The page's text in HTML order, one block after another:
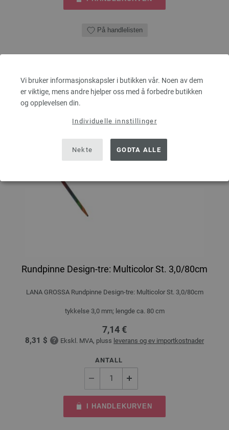
Vi bruker informasjonskapsler i butikken vår. Noen av dem
er viktige, mens andre hjelper oss med å forbedre butikken
og opplevelsen din.
Individuelle innstillinger
Nekte GODTA ALLE
På handlelisten
Rundpinne Design-tre: Multicolor St. 3,0/80cm
LANA GROSSA Rundpinne Design-tre: Multicolor St. 3,0/80cm
tykkelse 3,0 mm; lengde ca. 80 cm
7,14 €
8,31 $ Ekskl. MVA, pluss leverans og ev importkostnader
ANTALL
I HANDLEKURVEN